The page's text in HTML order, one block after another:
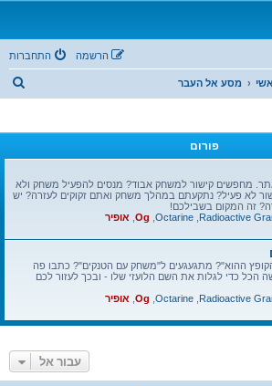
התחברות הרשמה
מסע אל העבר
פורום
מחפשים קישור למשחק אבוד? מנסים להפעיל משחק ולא
לא פעיל? נתקעתם במהלך משחק ואתם זקוקים לעזרה? יש
זה המקום בשבילכם!
Radioactive
Octarine
Og אופיר
ההוא"? מתגעגעים ל"משחק עם הטנקים"? כתבו פה
הכל כדי לגלות את השם הלועזי שלו - ובכך לעזור לכם
Radioactive
Octarine
Og אופיר
עבור אל